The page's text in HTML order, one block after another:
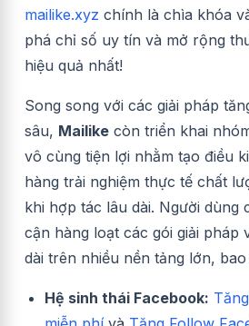
mailike.xyz chính là chìa khóa
phá chỉ số uy tín và mở rộng
hiệu quả nhất!
Song song với các giải pháp
sâu, Mailike còn triển khai
vô cùng tiện lợi nhằm tạo điều
hàng trải nghiệm thực tế chất
khi hợp tác lâu dài. Người dùng
cận hàng loạt các gói giải pháp
dài trên nhiều nền tảng lớn, bao
Hệ sinh thái Facebook: